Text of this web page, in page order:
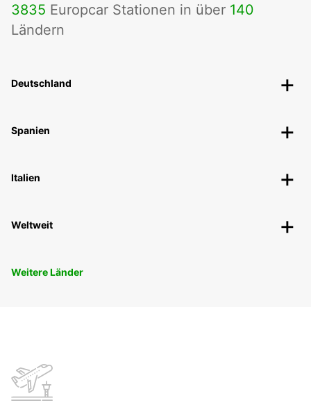
3835 Europcar Stationen in über 140
Ländern
Deutschland
Spanien
Italien
Weltweit
Weitere Länder